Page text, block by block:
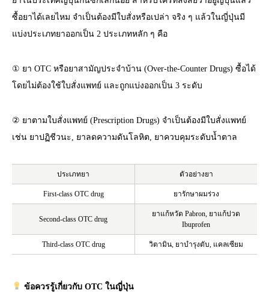
ซื้อยาได้เลยไหม จำเป็นต้องมีใบสั่งหรือเปล่า จริง ๆ แล้วในญี่ปุ่นมี
แบ่งประเภทยาออกเป็น 2 ประเภทหลัก ๆ คือ
① ยา OTC หรือยาสามัญประจำบ้าน (Over-the-Counter Drugs) ซื้อได้
โดยไม่ต้องใช้ใบสั่งแพทย์ และถูกแบ่งออกเป็น 3 ระดับ
② ยาตามใบสั่งแพทย์ (Prescription Drugs) จำเป็นต้องมีใบสั่งแพทย์
เช่น ยาปฏิชีวนะ, ยาลดความดันโลหิต, ยาควบคุมระดับน้ำตาล
ประเภทยา ตัวอย่างยา
First-class OTC drug ยารักษาผมร่วง
Second-class OTC drug
ยาแก้หวัด Pabron, ยาแก้ปวด
Ibuprofen
Third-class OTC drug วิตามิน, ยาบำรุงตับ, แคลเซียม
ข้อควรรู้เกี่ยวกับ OTC ในญี่ปุ่น